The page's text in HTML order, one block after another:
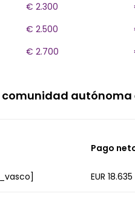
€ 2.300
€ 2.500
€ 2.700
autónoma
Pago
EUR 18.635